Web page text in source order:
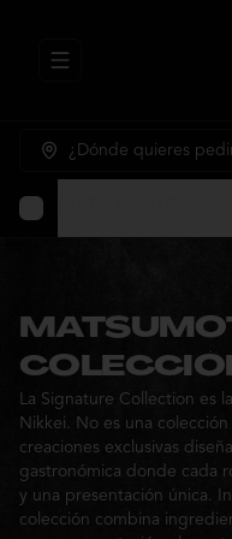
Abrir menu de
¿Dónde quieres
La Signature Collection es
Nikkei. No es una
creaciones exclusivas
gastronómica donde cada
y una presentación única.
colección combina